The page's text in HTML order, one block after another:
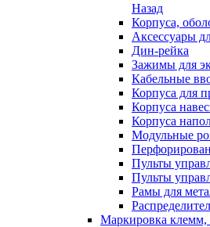
Назад
Корпуса,
Аксессуары
Дин-рейка
Зажимы для
Кабельные
Корпуса для
Корпуса
Корпуса
Модульные
Пульты
Пульты
Рамы для
Маркировка клемм,